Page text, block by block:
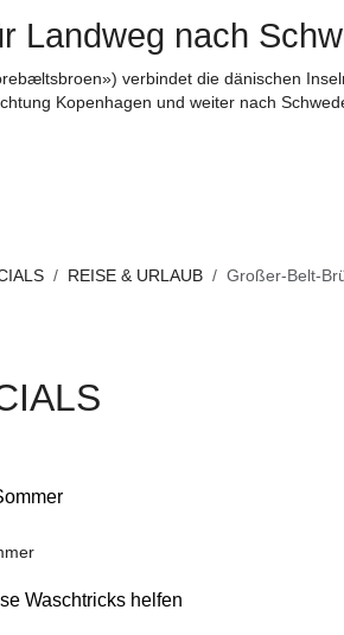
Landweg nach
verbindet die dänischen
Kopenhagen und weiter nach
REISE & URLAUB Großer-Belt-
Waschtricks helfen